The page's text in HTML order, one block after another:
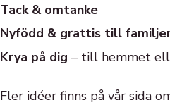
Tack & omtanke
Nyfödd & grattis till
Krya på dig – till hemmet
Fler idéer finns på vår sida